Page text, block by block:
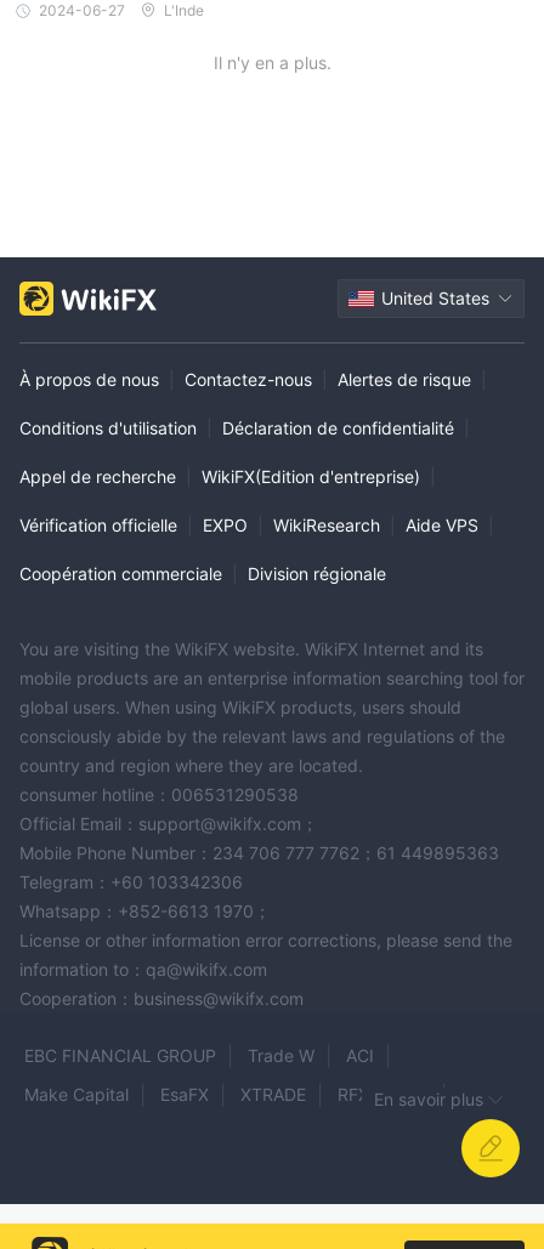
2024-06-27 L'Inde
Il n'y en a plus.
United States
À propos de nous Contactez-nous Alertes de risque
Conditions d'utilisation Déclaration de confidentialité
Appel de recherche WikiFX(Edition d'entreprise)
Vérification officielle EXPO WikiResearch Aide VPS
Coopération commerciale Division régionale
You are visiting the WikiFX website. WikiFX Internet and its
mobile products are an enterprise information searching tool for
global users. When using WikiFX products, users should
consciously abide by the relevant laws and regulations of the
country and region where they are located.
consumer hotline：006531290538
Official Email：support@wikifx.com；
Mobile Phone Number：234 706 777 7762；61 449895363
Telegram：+60 103342306
Whatsapp：+852-6613 1970；
License or other information error corrections, please send the
information to：qa@wikifx.com
Cooperation：business@wikifx.com
EBC FINANCIAL GROUP Trade W
ACI
Make Capital
EsaFX XTRADE
RFX Market
MKI INVESTMENT
JINFU
Voco Markets
En savoir plus